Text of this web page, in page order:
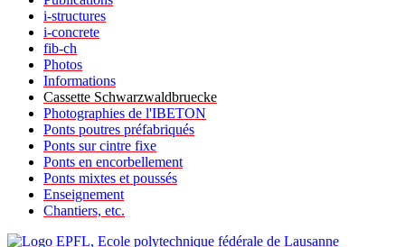
i-structures
i-concrete
fib-ch
Photos
Informations
Cassette Schwarzwaldbruecke
Photographies de l'IBETON
Ponts poutres préfabriqués
Ponts sur cintre fixe
Ponts en encorbellement
Ponts mixtes et poussés
Enseignement
Chantiers, etc.